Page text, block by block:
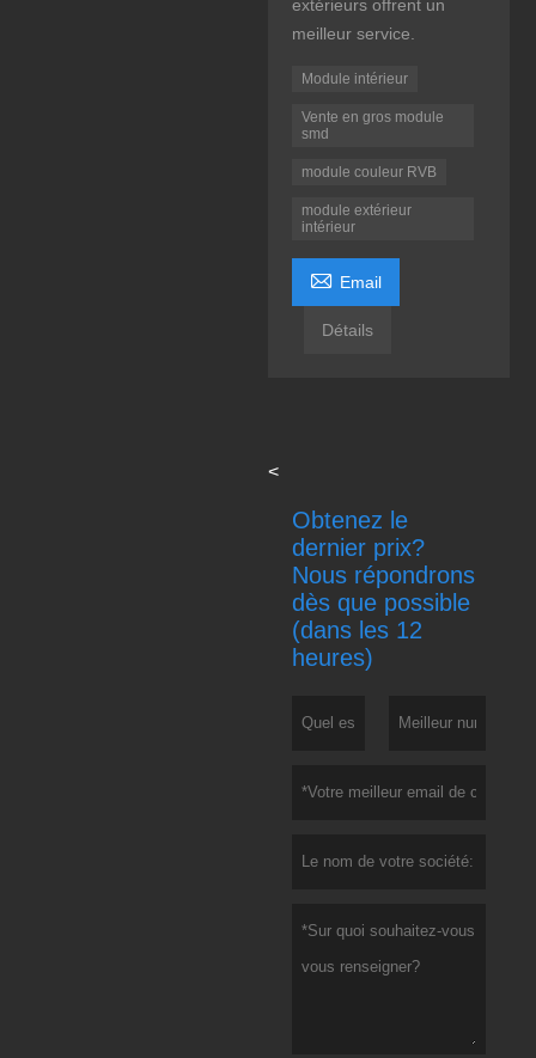
extérieurs offrent un
meilleur service.
Module intérieur
Vente en gros module
smd
module couleur RVB
module extérieur
intérieur
 Email
Détails
<
Obtenez le
dernier prix?
Nous répondrons
dès que possible
(dans les 12
heures)